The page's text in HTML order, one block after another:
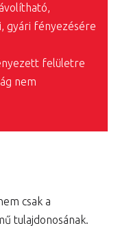
gyári fényezésére
felületre
nem
csak a
tulajdonosának.